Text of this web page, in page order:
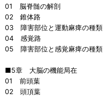
01 脳脊髄の解剖
02 錐体路
03 障害部位と運動麻痺の種類
04 感覚路
05 障害部位と感覚麻痺の種類
■5章 大脳の機能局在
01 前頭葉
02 頭頂葉